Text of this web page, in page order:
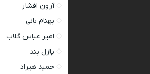
آرون افشار
بهنام بانی
امیر عباس گلاب
پازل بند
حمید هیراد